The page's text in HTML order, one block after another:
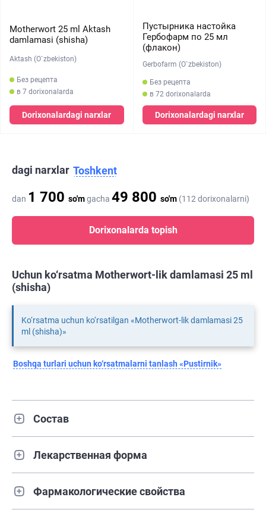
Motherwort 25 ml Aktash
damlamasi (shisha)
Aktash (O`zbekiston)
Без рецепта
в 7 dorixonalarda
Dorixonalardagi narxlar
Пустырника настойка
Гербофарм по 25 мл
(флакон)
Gerbofarm (O`zbekiston)
Без рецепта
в 72 dorixonalarda
Dorixonalardagi narxlar
dagi narxlar Toshkent
dan 1 700 so'mgacha 49 800 so'm (112 dorixonalarni)
Dorixonalarda topish
Uchun ko‘rsatma Motherwort-lik damlamasi 25 ml
(shisha)
Ko‘rsatma uchun ko‘rsatilgan «Motherwort-lik damlamasi 25
ml (shisha)»
Boshqa turlari uchun ko‘rsatmalarni tanlash «Pustirnik»
Состав
Лекарственная форма
Фармакологические свойства